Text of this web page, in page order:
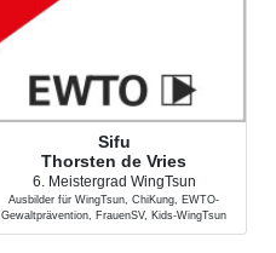
Sifu
Thorsten de Vries
6. Meistergrad WingTsun
Ausbilder für WingTsun, ChiKung, EWTO-
Gewaltprävention, FrauenSV, Kids-WingTsun